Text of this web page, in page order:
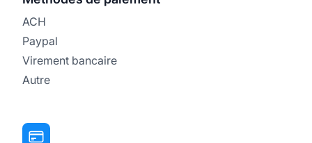
ACH
Paypal
Virement bancaire
Autre